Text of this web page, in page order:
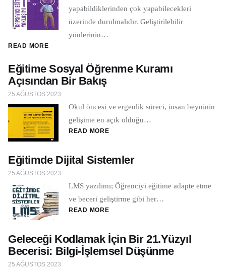
yapabildiklerinden çok yapabilecekleri
üzerinde durulmalıdır. Geliştirilebilir
yönlerinin…
READ MORE
Eğitime Sosyal Öğrenme Kuramı
Açısından Bir Bakış
25 AĞUSTOS 2023
Okul öncesi ve ergenlik süreci, insan beyninin
gelişime en açık olduğu…
READ MORE
Eğitimde Dijital Sistemler
25 AĞUSTOS 2023
LMS yazılımı; Öğrenciyi eğitime adapte etme
ve beceri geliştirme gibi her…
READ MORE
Geleceği Kodlamak İçin Bir 21.Yüzyıl
Becerisi: Bilgi-İşlemsel Düşünme
25 AĞUSTOS 2023